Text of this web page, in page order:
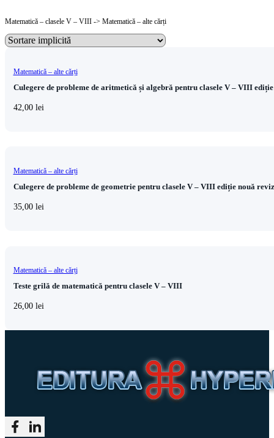
Matematică – clasele V – VIII -> Matematică – alte cărți
Matematică – alte cărți
Culegere de probleme de aritmetică și algebră pentru clasele V – VIII
42,00 lei
Matematică – alte cărți
Culegere de probleme de geometrie pentru clasele V – VIII ediție nouă
35,00 lei
Matematică – alte cărți
Teste grilă de matematică pentru clasele V – VIII
26,00 lei
Follow me on Facebook
Follow me on LinkedIn